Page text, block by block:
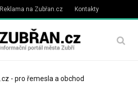
Reklama na Zubřan.cz Kontakty